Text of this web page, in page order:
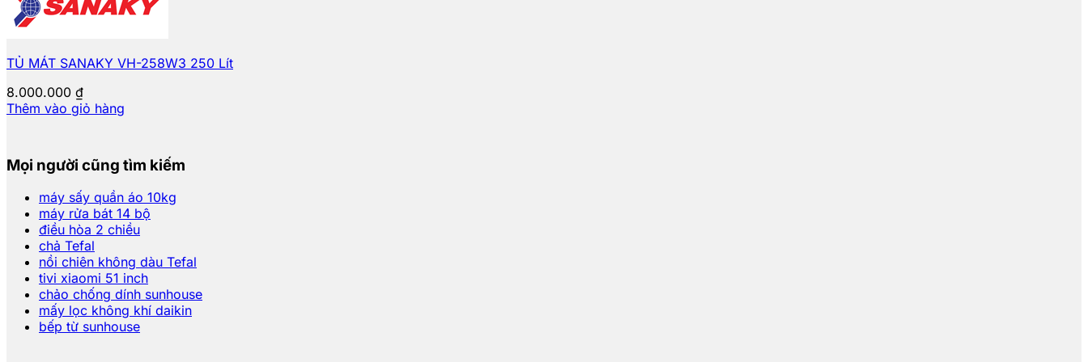
TỦ MÁT SANAKY VH-258W3 250 Lít
8.000.000 ₫
Thêm vào giỏ hàng
Mọi người cũng tìm kiếm
máy sấy quần áo 10kg
máy rửa bát 14 bộ
điều hòa 2 chiều
chả Tefal
nồi chiên không dàu Tefal
tivi xiaomi 51 inch
chảo chống dính sunhouse
mấy lọc không khí daikin
bếp từ sunhouse